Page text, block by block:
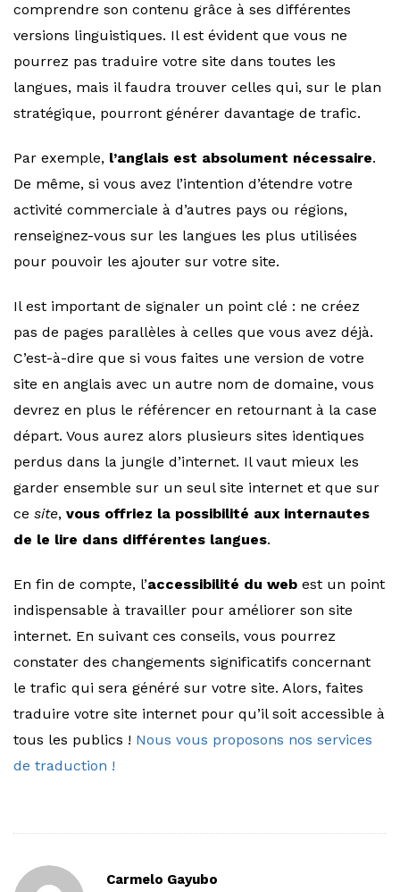
comprendre son contenu grâce à ses différentes
versions linguistiques. Il est évident que vous ne
pourrez pas traduire votre site dans toutes les
langues, mais il faudra trouver celles qui, sur le plan
stratégique, pourront générer davantage de trafic.
Par exemple, l’anglais est absolument nécessaire.
De même, si vous avez l’intention d’étendre votre
activité commerciale à d’autres pays ou régions,
renseignez-vous sur les langues les plus utilisées
pour pouvoir les ajouter sur votre site.
Il est important de signaler un point clé : ne créez
pas de pages parallèles à celles que vous avez déjà.
C’est-à-dire que si vous faites une version de votre
site en anglais avec un autre nom de domaine, vous
devrez en plus le référencer en retournant à la case
départ. Vous aurez alors plusieurs sites identiques
perdus dans la jungle d’internet. Il vaut mieux les
garder ensemble sur un seul site internet et que sur
ce site, vous offriez la possibilité aux internautes
de le lire dans différentes langues.
En fin de compte, l’accessibilité du web est un point
indispensable à travailler pour améliorer son site
internet. En suivant ces conseils, vous pourrez
constater des changements significatifs concernant
le trafic qui sera généré sur votre site. Alors, faites
traduire votre site internet pour qu’il soit accessible à
tous les publics ! Nous vous proposons nos services
de traduction !
Carmelo Gayubo